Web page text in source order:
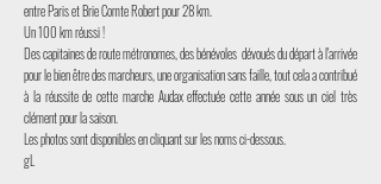
entre Paris et Brie Comte Robert pour 28 km.
Un 100 km réussi !
Des capitaines de route métronomes, des bénévoles dévoués du départ à l'arrivée
pour le bien être des marcheurs, une organisation sans faille, tout cela a contribué
à la réussite de cette marche Audax effectuée cette année sous un ciel très
clément pour la saison.
Les photos sont disponibles en cliquant sur les noms ci-dessous.
gL